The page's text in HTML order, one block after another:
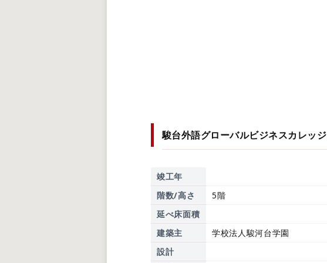
駿台外語グローバルビジネスカレッジ
竣工年
階数/高さ
5階
延べ床面積
建築主
学校法人駿河台学園
設計